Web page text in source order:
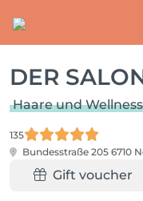
DER
Haare und Wellness
135
Bundesstraße 205 6710
Gift voucher